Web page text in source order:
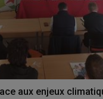
aux enjeux